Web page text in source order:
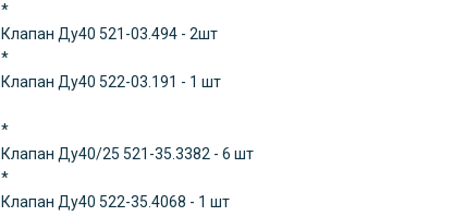
*
Клапан Ду40 521-03.494 - 2шт
*
Клапан Ду40 522-03.191 - 1 шт
*
Клапан Ду40/25 521-35.3382 - 6 шт
*
Клапан Ду40 522-35.4068 - 1 шт